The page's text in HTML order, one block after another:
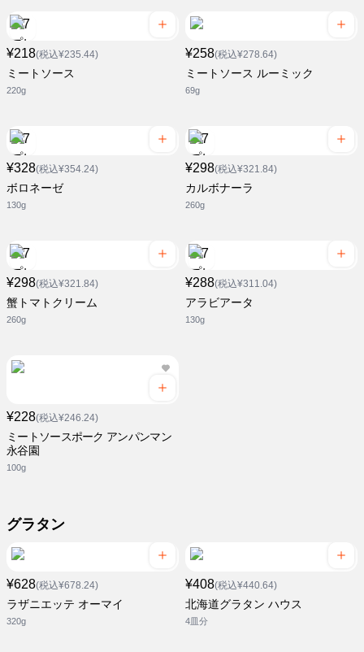
¥218(税込¥235.44)
ミートソース
220g
¥258(税込¥278.64)
ミートソース ルーミック
69g
¥328(税込¥354.24)
ボロネーゼ
130g
¥298(税込¥321.84)
カルボナーラ
260g
¥298(税込¥321.84)
蟹トマトクリーム
260g
¥288(税込¥311.04)
アラビアータ
130g
¥228(税込¥246.24)
ミートソースポーク アンパンマン
永谷園
100g
グラタン
¥628(税込¥678.24)
ラザニエッテ オーマイ
320g
¥408(税込¥440.64)
北海道グラタン ハウス
4皿分